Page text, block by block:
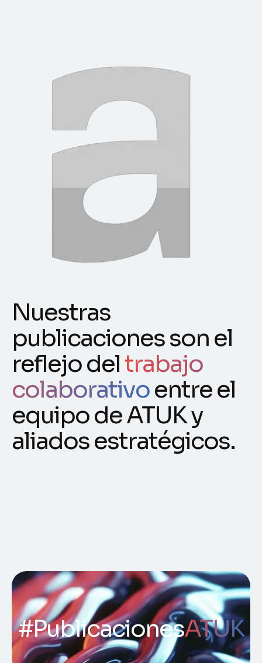
Nuestras
publicaciones son el
reflejo deltrabajo
colaborativoentre el
equipo de ATUK y
aliados estratégicos.
#PublicacionesATUK